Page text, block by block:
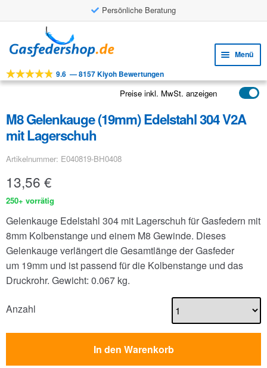
Persönliche Beratung
Navigation
springen
Inhalt
springen
Menü
Werkzeuge
Anwendungen
9.6 —8157 Kiyoh Bewertungen
Preise inkl. MwSt. anzeigen
M8 Gelenkauge (19mm) Edelstahl 304 V2A
mit Lagerschuh
Artikelnummer: E040819-BH0408
13,56 €
250+ vorrätig
Gelenkauge Edelstahl 304 mit Lagerschuh für Gasfedern mit
8mm Kolbenstange und einem M8 Gewinde. Dieses
Gelenkauge verlängert die Gesamtlänge der Gasfeder
um 19mm und ist passend für die Kolbenstange und das
Druckrohr. Gewicht: 0.067 kg.
Anzahl
In den Warenkorb